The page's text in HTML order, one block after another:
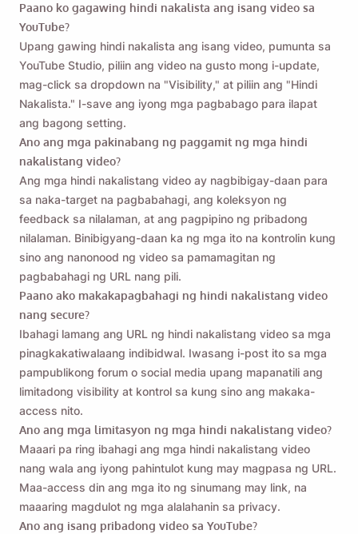
Paano ko gagawing hindi nakalista ang isang video sa
YouTube?
Upang gawing hindi nakalista ang isang video, pumunta sa
YouTube Studio, piliin ang video na gusto mong i-update,
mag-click sa dropdown na "Visibility," at piliin ang "Hindi
Nakalista." I-save ang iyong mga pagbabago para ilapat
ang bagong setting.
Ano ang mga pakinabang ng paggamit ng mga hindi
nakalistang video?
Ang mga hindi nakalistang video ay nagbibigay-daan para
sa naka-target na pagbabahagi, ang koleksyon ng
feedback sa nilalaman, at ang pagpipino ng pribadong
nilalaman. Binibigyang-daan ka ng mga ito na kontrolin kung
sino ang nanonood ng video sa pamamagitan ng
pagbabahagi ng URL nang pili.
Paano ako makakapagbahagi ng hindi nakalistang video
nang secure?
Ibahagi lamang ang URL ng hindi nakalistang video sa mga
pinagkakatiwalaang indibidwal. Iwasang i-post ito sa mga
pampublikong forum o social media upang mapanatili ang
limitadong visibility at kontrol sa kung sino ang makaka-
access nito.
Ano ang mga limitasyon ng mga hindi nakalistang video?
Maaari pa ring ibahagi ang mga hindi nakalistang video
nang wala ang iyong pahintulot kung may magpasa ng URL.
Maa-access din ang mga ito ng sinumang may link, na
maaaring magdulot ng mga alalahanin sa privacy.
Ano ang isang pribadong video sa YouTube?